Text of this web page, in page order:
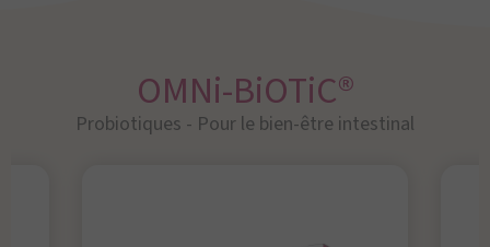
OMNi-BiOTiC®
Probiotiques - Pour le bien-être intestinal